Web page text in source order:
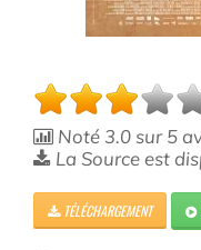
Noté 3.0sur5
La Source est
TÉLÉCHARGEMENT